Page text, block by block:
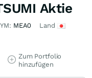
Aktie
MEA0 Land
Zum Portfolio
hinzufügen